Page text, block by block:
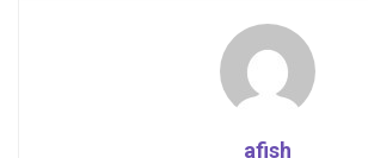
afish